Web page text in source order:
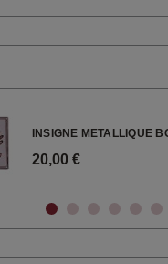
INSIGNE METALLIQUE
20,00 €